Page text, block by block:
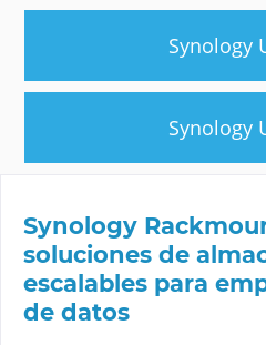
Synology
Synology
Synology
soluciones de
escalables para
de datos